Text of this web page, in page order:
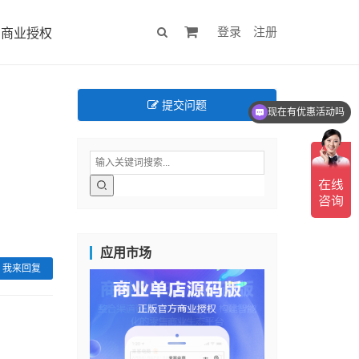
商业授权 登录 注册
我来回复
提交问题
应用市场
可以介绍下你们的产品么
现在有优惠活动吗